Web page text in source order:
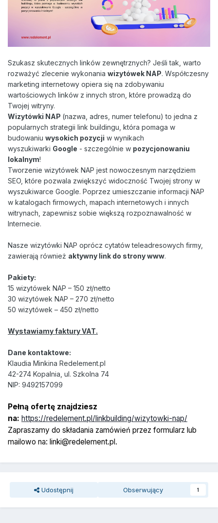
Szukasz skutecznych linków zewnętrznych? Jeśli tak, warto
rozważyć zlecenie wykonania wizytówek NAP. Współczesny
marketing internetowy opiera się na zdobywaniu
wartościowych linków z innych stron, które prowadzą do
Twojej witryny.
Wizytówki NAP (nazwa, adres, numer telefonu) to jedna z
popularnych strategii link buildingu, która pomaga w
budowaniu wysokich pozycji w wynikach
wyszukiwarki Google - szczególnie w pozycjonowaniu
lokalnym!
Tworzenie wizytówek NAP jest nowoczesnym narzędziem
SEO, które pozwala zwiększyć widoczność Twojej strony w
wyszukiwarce Google. Poprzez umieszczanie informacji NAP
w katalogach firmowych, mapach internetowych i innych
witrynach, zapewnisz sobie większą rozpoznawalność w
Internecie.
Nasze wizytówki NAP oprócz cytatów teleadresowych firmy,
zawierają również aktywny link do strony www.
Pakiety:
15 wizytówek NAP – 150 zł/netto
30 wizytówek NAP – 270 zł/netto
50 wizytówek – 450 zł/netto
Wystawiamy faktury VAT.
Dane kontaktowe:
Klaudia Minkina Redelement.pl
42-274 Kopalnia, ul. Szkolna 74
NIP: 9492157099
Pełną ofertę znajdziesz
na: https://redelement.pl/linkbuilding/wizytowki-nap/
Zapraszamy do składania zamówień przez formularz lub
mailowo na: linki@redelement.pl.
Udostępnij Obserwujący 1